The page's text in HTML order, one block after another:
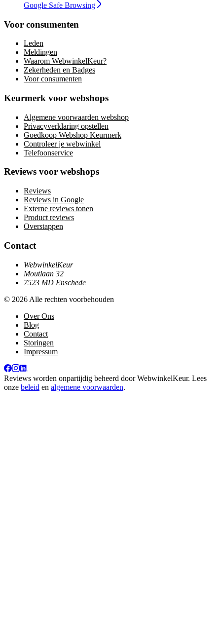
Google Safe Browsing
Voor consumenten
Leden
Meldingen
Waarom WebwinkelKeur?
Zekerheden en Badges
Voor consumenten
Keurmerk voor webshops
Algemene voorwaarden webshop
Privacyverklaring opstellen
Goedkoop Webshop Keurmerk
Controleer je webwinkel
Telefoonservice
Reviews voor webshops
Reviews
Reviews in Google
Externe reviews tonen
Product reviews
Overstappen
Contact
WebwinkelKeur
Moutlaan 32
7523 MD Enschede
© 2026 Alle rechten voorbehouden
Over Ons
Blog
Contact
Storingen
Impressum
Reviews worden onpartijdig beheerd doorWebwinkelKeur. Lees
onze beleid en algemene voorwaarden.